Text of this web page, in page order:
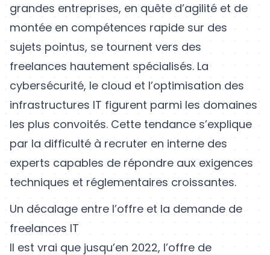
grandes entreprises, en quête d’agilité et de
montée en compétences rapide sur des
sujets pointus, se tournent vers des
freelances hautement spécialisés. La
cybersécurité, le cloud et l’optimisation des
infrastructures IT figurent parmi les domaines
les plus convoités. Cette tendance s’explique
par la difficulté à recruter en interne des
experts capables de répondre aux exigences
techniques et réglementaires croissantes.
Un décalage entre l’offre et la demande de
freelances IT
Il est vrai que jusqu’en 2022, l’offre de